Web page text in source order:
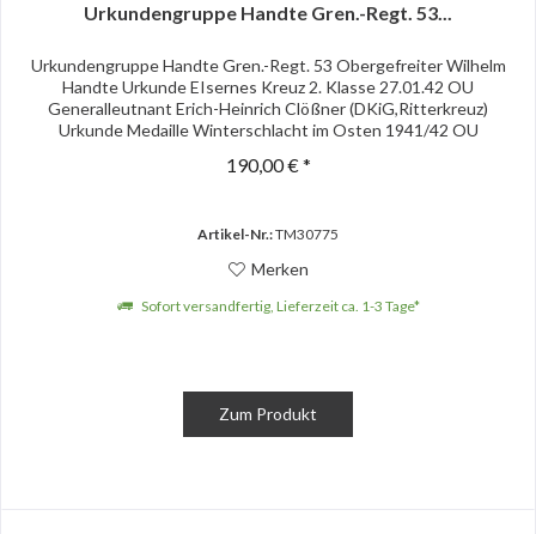
Urkundengruppe Handte Gren.-Regt. 53...
Urkundengruppe Handte Gren.-Regt. 53 Obergefreiter Wilhelm
Handte Urkunde EIsernes Kreuz 2. Klasse 27.01.42 OU
Generalleutnant Erich-Heinrich Clößner (DKiG,Ritterkreuz)
Urkunde Medaille Winterschlacht im Osten 1941/42 OU
190,00 € *
Artikel-Nr.:TM30775
Merken
Sofort versandfertig, Lieferzeit ca. 1-3 Tage*
Zum Produkt